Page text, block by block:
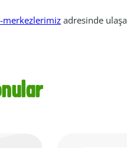
adresinde